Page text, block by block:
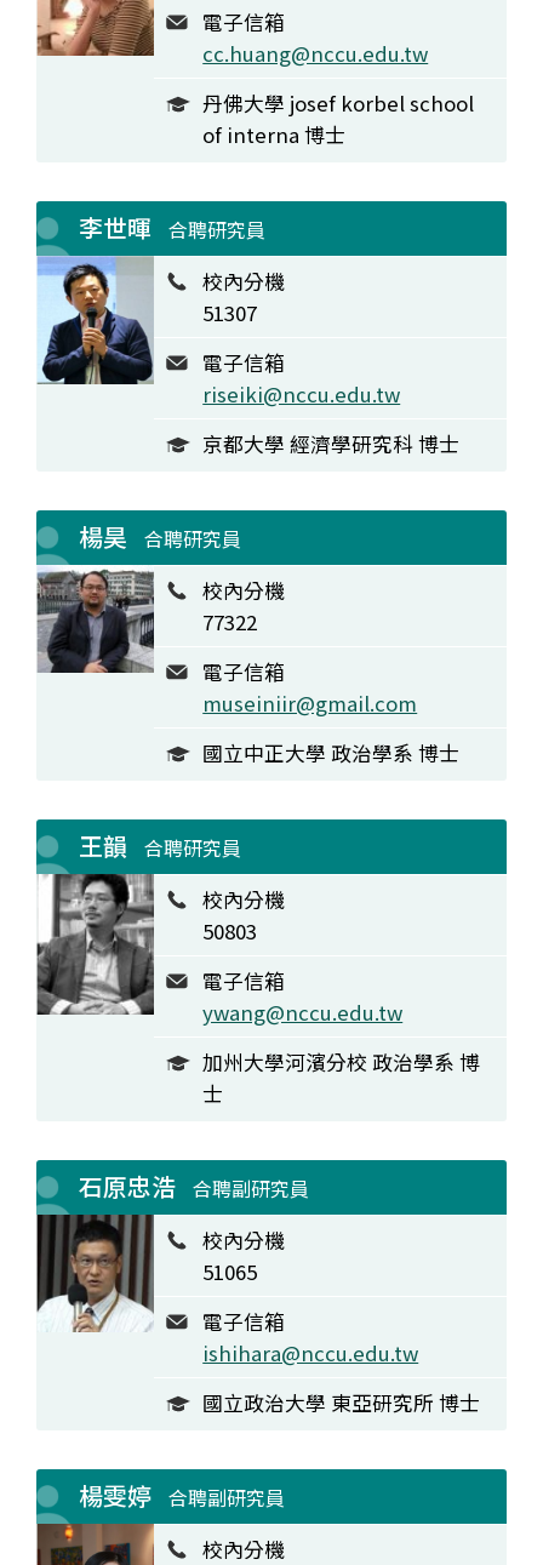
電子信箱
cc.huang@nccu.edu.tw
丹佛大學 josef korbel school
of interna 博士
李世暉 合聘研究員
校內分機
51307
電子信箱
riseiki@nccu.edu.tw
京都大學 經濟學研究科 博士
楊昊 合聘研究員
校內分機
77322
電子信箱
museiniir@gmail.com
國立中正大學 政治學系 博士
王韻 合聘研究員
校內分機
50803
電子信箱
ywang@nccu.edu.tw
加州大學河濱分校 政治學系 博
士
石原忠浩 合聘副研究員
校內分機
51065
電子信箱
ishihara@nccu.edu.tw
國立政治大學 東亞研究所 博士
楊雯婷 合聘副研究員
校內分機